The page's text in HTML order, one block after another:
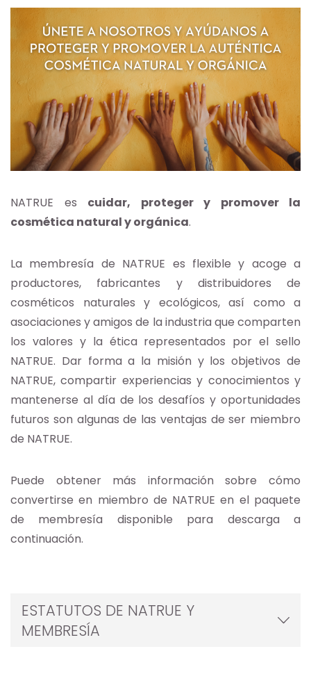
NATRUE es cuidar, proteger y promover la
cosmética natural y orgánica.
La membresía de NATRUE es flexible y acoge a
productores, fabricantes y distribuidores de
cosméticos naturales y ecológicos, así como a
asociaciones y amigos de la industria que comparten
los valores y la ética representados por el sello
NATRUE. Dar forma a la misión y los objetivos de
NATRUE, compartir experiencias y conocimientos y
mantenerse al día de los desafíos y oportunidades
futuros son algunas de las ventajas de ser miembro
de NATRUE.
Puede obtener más información sobre cómo
convertirse en miembro de NATRUE en el paquete
de membresía disponible para descarga a
continuación.
ESTATUTOS DE NATRUE Y
MEMBRESÍA